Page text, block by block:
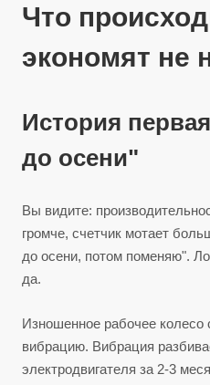
Что
экономят не
История
до осени"
Вы видите:
громче, счетчик мотает
до осени, потом поменяю".
да.
Изношенное рабочее
вибрацию. Вибрация
электродвигателя за 2-3